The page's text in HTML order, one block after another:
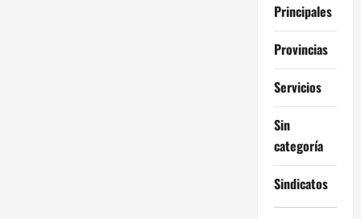
Principales
Provincias
Servicios
Sin
categoría
Sindicatos